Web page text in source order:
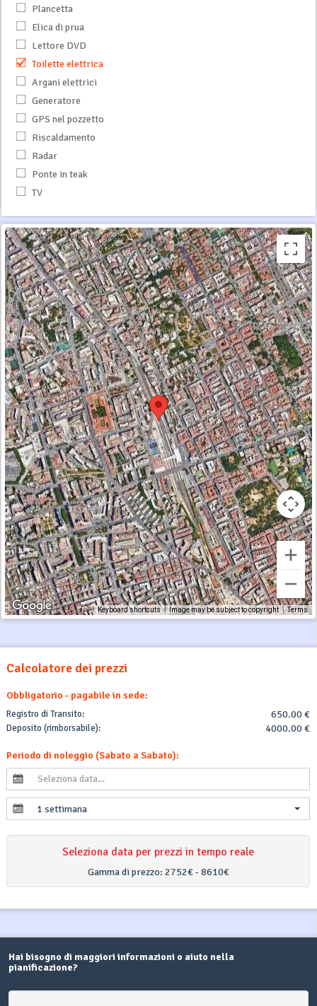
Plancetta
Elica di prua
Lettore DVD
Toilette elettrica
Argani elettrici
Generatore
GPS nel pozzetto
Riscaldamento
Radar
Ponte in teak
TV
Keyboard shortcuts Image may be subject to copyright Terms
Calcolatore dei prezzi
Obbligatorio - pagabile in sede:
Registro di Transito: 650.00 €
Deposito (rimborsabile): 4000.00 €
Periodo di noleggio (Sabato a Sabato):
1 settimana
Seleziona data per prezzi in tempo reale
Gamma di prezzo: 2752€ - 8610€
Hai bisogno di maggiori informazioni o aiuto nella
pianificazione?